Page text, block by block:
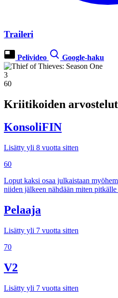
Traileri
Pelivideo Google-haku
3
60
Kriitikoiden arvostelut
KonsoliFIN
Lisätty yli 8 vuotta sitten
60
Loput kaksi osaa julkaistaan
niiden jälkeen nähdään miten
Pelaaja
Lisätty yli 7 vuotta sitten
70
V2
Lisätty yli 7 vuotta sitten